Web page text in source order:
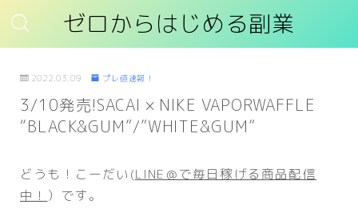
ゼロからはじめる副業
2022.03.09 プレ値速報！
3/10発売!SACAI × NIKE VAPORWAFFLE
“BLACK&GUM”/”WHITE&GUM”
どうも！こーだい(LINE＠で毎日稼げる商品配信
中！ ）です。